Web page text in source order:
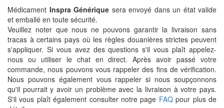
Médicament Inspra Générique sera envoyé dans un état valide
et emballé en toute sécurité.
Veuillez noter que nous ne pouvons garantir la livraison sans
tracas à certains pays où les règles douanières strictes peuvent
s'appliquer. Si vous avez des questions s'il vous plaît appelez-
nous ou utiliser le chat en direct. Après avoir passé votre
commande, nous pouvons vous rappeler des fins de vérification.
Nous pouvons également vous rappeler si nous soupçonnons
qu'il pourrait y avoir un problème avec la livraison à votre pays.
S'il vous plaît également consulter notre page FAQpour plus de